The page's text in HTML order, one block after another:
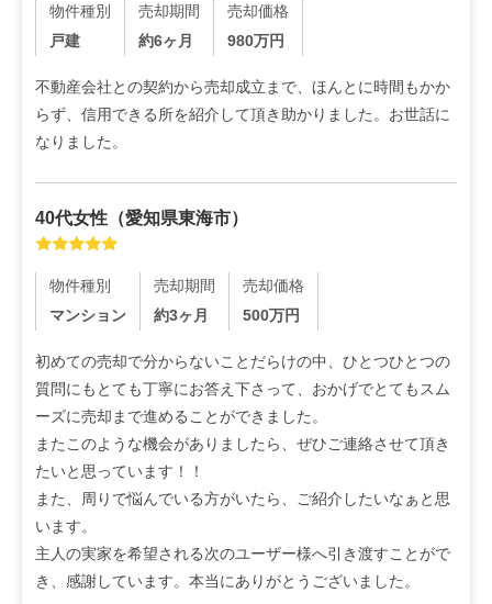
物件種別
戸建
売却期間
約6ヶ月
売却価格
980万円
不動産会社との契約から売却成立まで、ほんとに時間もかか
らず、信用できる所を紹介して頂き助かりました。お世話に
なりました。
40代女性 （愛知県東海市）
物件種別
マンション
売却期間
約3ヶ月
売却価格
500万円
初めての売却で分からないことだらけの中、ひとつひとつの
質問にもとても丁寧にお答え下さって、おかげでとてもスム
ーズに売却まで進めることができました。
またこのような機会がありましたら、ぜひご連絡させて頂き
たいと思っています！！
また、周りで悩んでいる方がいたら、ご紹介したいなぁと思
います。
主人の実家を希望される次のユーザー様へ引き渡すことがで
き、感謝しています。本当にありがとうございました。